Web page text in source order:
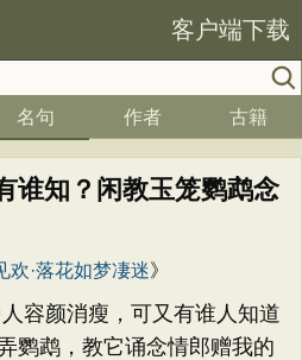
客户端下载
名句 作者 古籍
谁知？闲教玉笼鹦鹉念
欢·落花如梦凄迷》
容颜消瘦，可又有谁人知道
鹦鹉，教它诵念情郎赠我的